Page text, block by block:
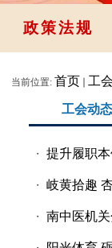
政策法规
当前位置: 首页 工
工会动态
・ 提升履职
・ 岐黄拾趣
・ 南中医机